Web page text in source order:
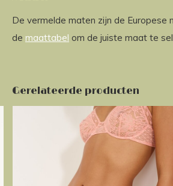
De vermelde maten zijn de Europese
de maattabel om de juiste maat te
Gerelateerde producten